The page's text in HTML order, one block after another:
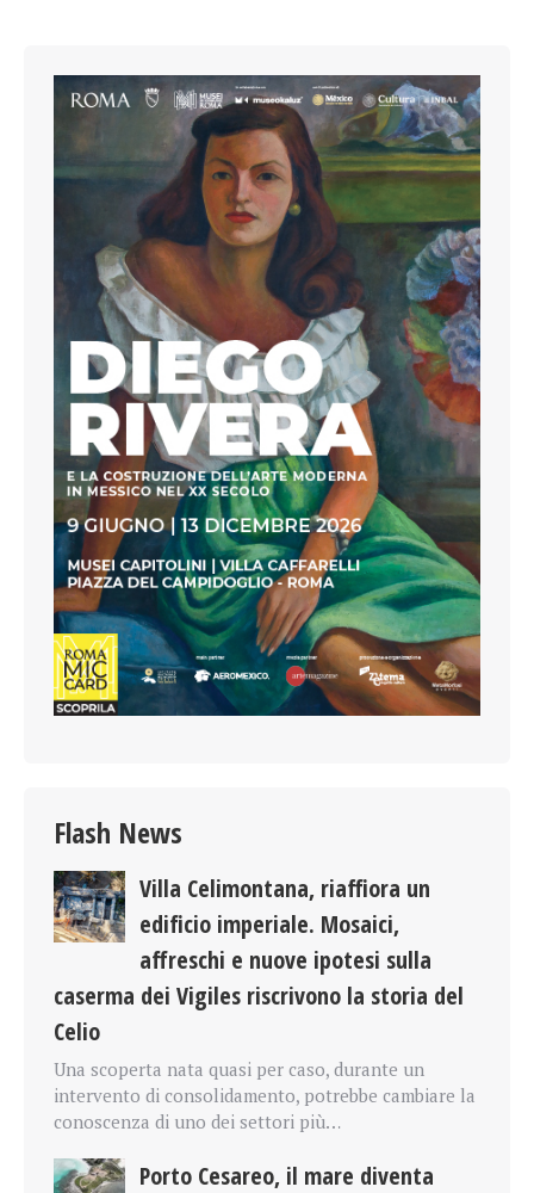
Flash News
Villa Celimontana, riaffiora un
edificio imperiale. Mosaici,
affreschi e nuove ipotesi sulla
caserma dei Vigiles riscrivono la storia del
Celio
Una scoperta nata quasi per caso, durante un
intervento di consolidamento, potrebbe cambiare la
conoscenza di uno dei settori più…
Porto Cesareo, il mare diventa